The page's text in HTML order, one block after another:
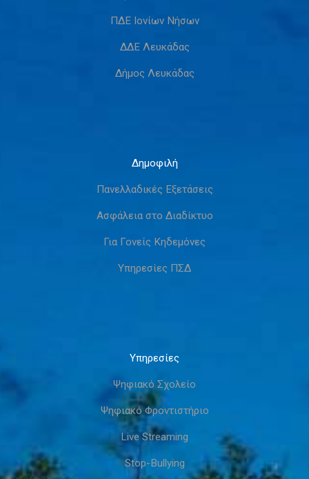
ΠΔΕ Ιονίων Νήσων
ΔΔΕ Λευκάδας
Δήμος Λευκάδας
Δημοφιλή
Πανελλαδικές Εξετάσεις
Ασφάλεια στο Διαδίκτυο
Για Γονείς Κηδεμόνες
Υπηρεσίες ΠΣΔ
Υπηρεσίες
Ψηφιακό Σχολείο
Ψηφιακό Φροντιστήριο
Live Streaming
Stop-Bullying